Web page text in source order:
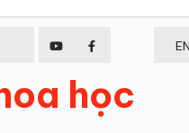
EN
học